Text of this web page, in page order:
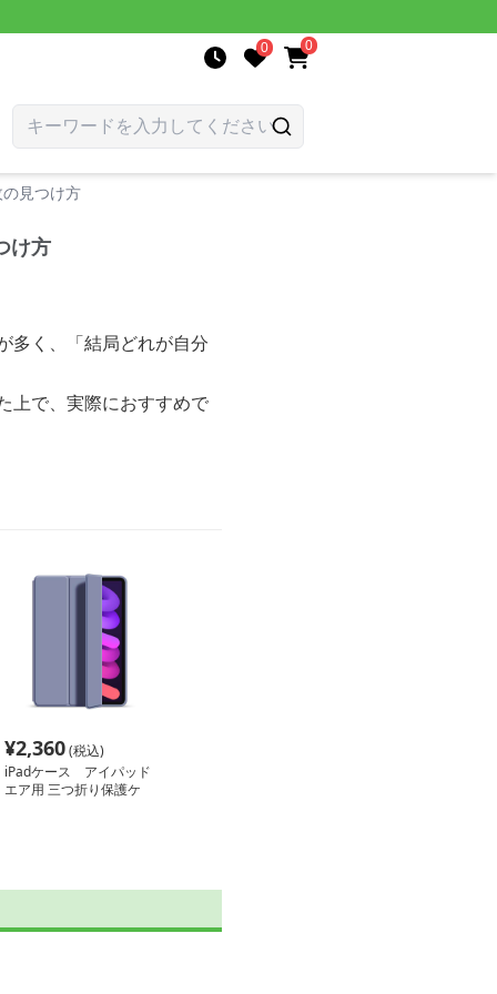
0 0
見つけ方
け方
多く、「結局どれが自分
上で、実際におすすめで
¥2,360(税込)
iPadケース アイパッド
エア用 三つ折り保護ケ